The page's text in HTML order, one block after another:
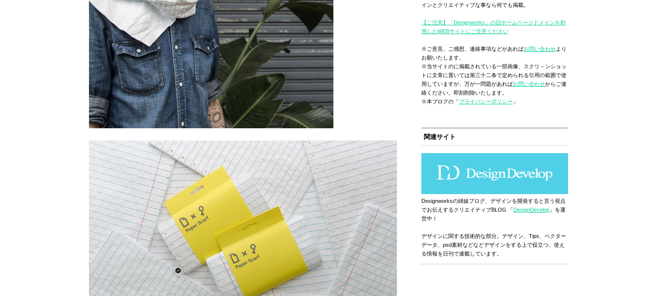
インとクリエイティブな事なら何でも掲載。
【ご注意】「Designworks」の旧ホームページドメインを利
用したWEBサイトにご注意ください
※ご意見、ご感想、連絡事項などがあればお問い合わせより
お願いたします。
※当サイトのに掲載されている一部画像、スクリ－ンショッ
トに文章に置いては第三十二条で定められる引用の範囲で使
用していますが、万が一問題があればお問い合わせからご連
絡ください。即刻削除いたします。
※本ブログの「プライバシーポリシー 」
関連サイト
Designworksの姉妹ブログ、デザインを開発すると言う視点
でお伝えするクリエイティブBLOG 「DesignDevelop 」を運
営中！
デザインに関する技術的な部分。デザイン、Tips、ベクター
データ、psd素材などなどデザインをする上で役立つ、使え
る情報を日刊で連載しています。